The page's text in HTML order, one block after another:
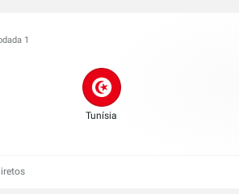
1
Tunísia